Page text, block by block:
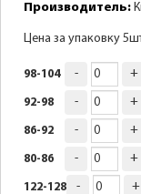
Производитель:
Цена за упаковку
98-104 - +
92-98 - +
86-92 - +
80-86 - +
122-128 - +